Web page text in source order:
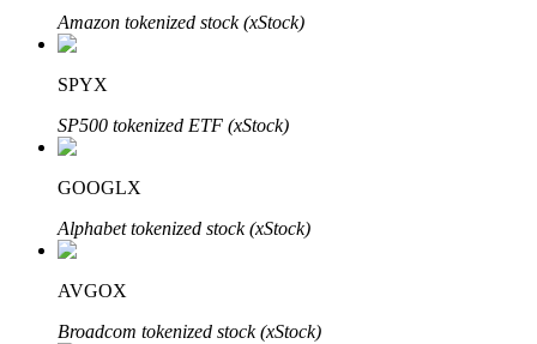
Bitrue-partners
Amazon tokenized stock (xStock)
SPYX
SP500 tokenized ETF (xStock)
GOOGLX
Alphabet tokenized stock (xStock)
AVGOX
Broadcom tokenized stock (xStock)